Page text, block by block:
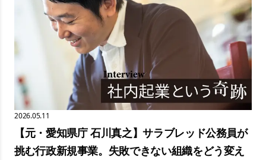
いを伺った。
2026.05.11
【元・愛知県庁 石川真之】サラブレッド公務員が
挑む行政新規事業。失敗できない組織をどう変え